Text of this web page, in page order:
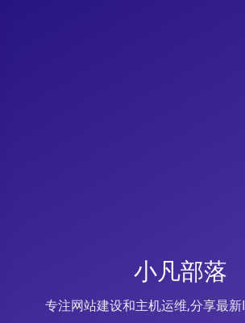
小凡部落
专注网站建设和主机运维,分享最